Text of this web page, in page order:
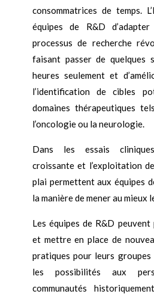
consommatrices de temps.
équipes de R&D
processus de recherche
faisant passer de quelques
heures seulement et
l’identification de cibles
domaines thérapeutiques
l’oncologie ou la neurologie.
Dans les essais
croissante et l’exploitation
plai permettent aux équipes
la manière de mener au mieux
Les équipes de R&D
et mettre en place de
pratiques pour leurs
les possibilités aux
communautés